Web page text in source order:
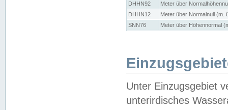
DHHN92
Meter über
DHHN12
Meter über Normalnull (m.
SNN76
Meter über Höhennormal
Unter Einzugsgebiet
unterirdisches